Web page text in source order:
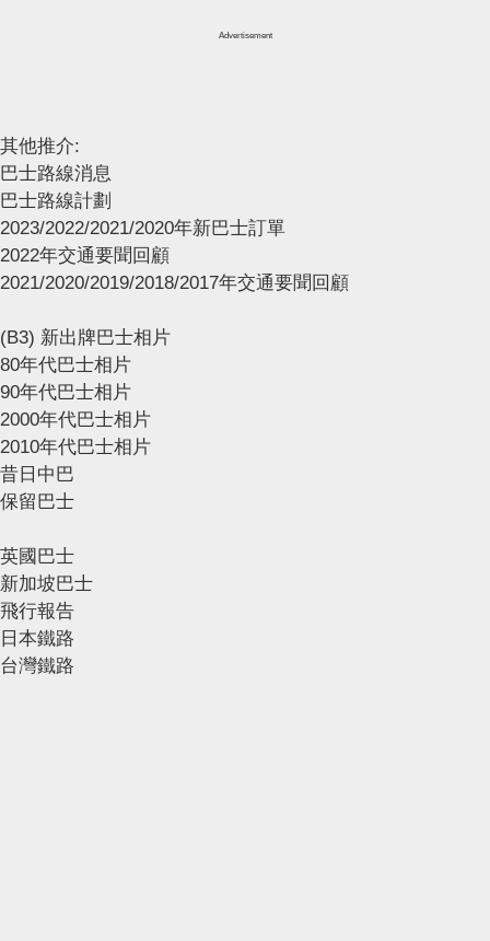
Advertisement
其他推介:
巴士路線消息
巴士路線計劃
2023/2022/2021/2020年新巴士訂單
2022年交通要聞回顧
2021/2020/2019/2018/2017年交通要聞回顧
(B3) 新出牌巴士相片
80年代巴士相片
90年代巴士相片
2000年代巴士相片
2010年代巴士相片
昔日中巴
保留巴士
英國巴士
新加坡巴士
飛行報告
日本鐵路
台灣鐵路